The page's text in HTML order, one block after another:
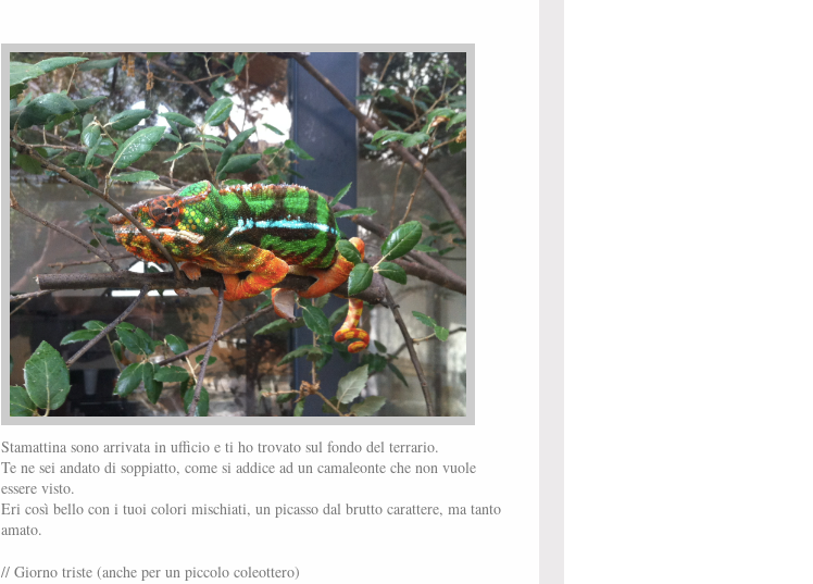
Stamattina sono arrivata in ufficio e ti ho trovato sul fondo del terrario.
Te ne sei andato di soppiatto, come si addice ad un camaleonte che non vuole
essere visto.
Eri così bello con i tuoi colori mischiati, un picasso dal brutto carattere, ma tanto
amato.
// Giorno triste (anche per un piccolo coleottero)